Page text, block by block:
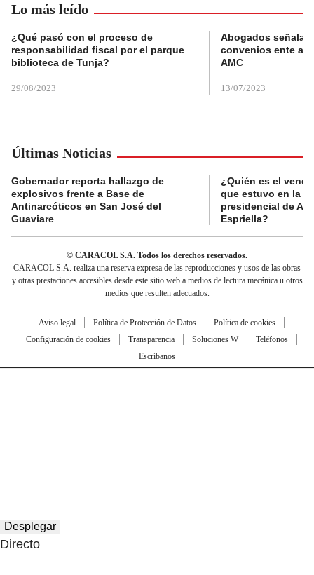
Lo más leído
¿Qué pasó con el proceso de
responsabilidad fiscal por el parque
biblioteca de Tunja?
29/08/2023
Abogados
convenios ente
AMC
13/07/2023
Últimas Noticias
Gobernador reporta hallazgo de
explosivos frente a Base de
Antinarcóticos en San José del
Guaviare
¿Quién es el
que estuvo en la
presidencial de
Espriella?
© CARACOL S.A. Todos los derechos reservados.
CARACOL S.A. realiza una reserva expresa de las reproducciones y usos de las obras
y otras prestaciones accesibles desde este sitio web a medios de lectura mecánica u otros
medios que resulten adecuados.
Aviso legal Política de Protección de Datos
Política de cookies
Configuración de cookies
Transparencia Soluciones W
Teléfonos
Escríbanos
Desplegar
Directo